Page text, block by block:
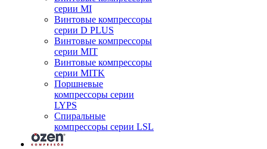
серии MI
Винтовые компрессоры
серии D PLUS
Винтовые компрессоры
серии MIT
Винтовые компрессоры
серии MITK
Поршневые
компрессоры серии
LYPS
Спиральные
компрессоры серии LSL